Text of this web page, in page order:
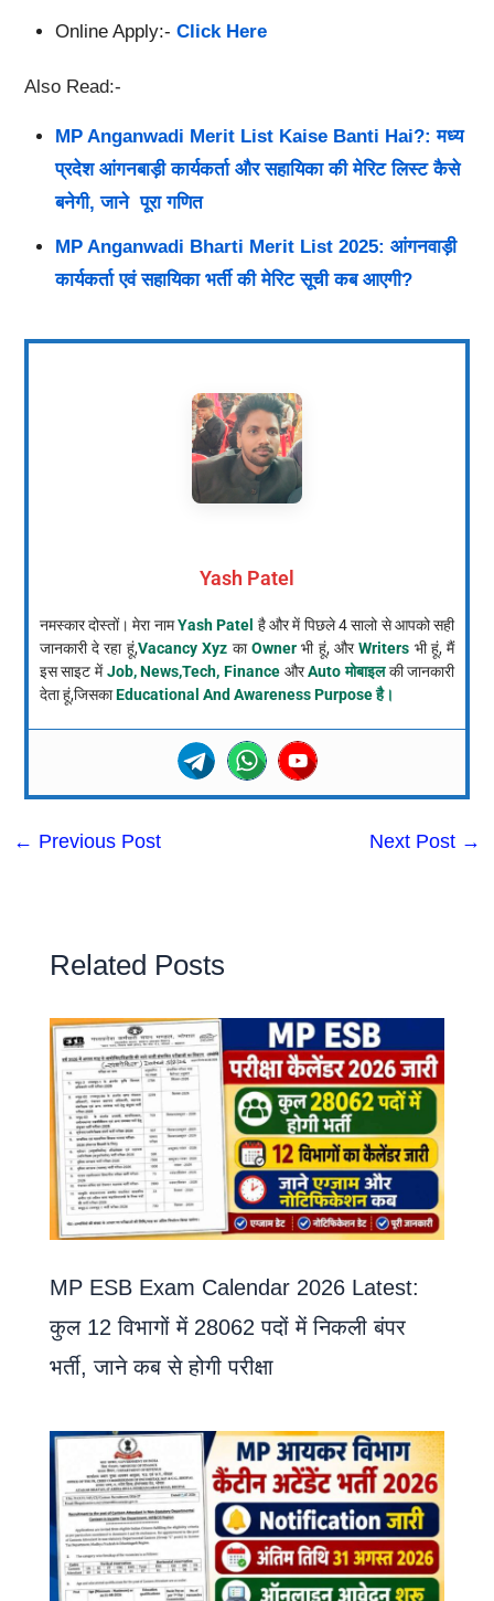
Online Apply:- Click Here
Also Read:-
MP Anganwadi Merit List Kaise Banti Hai?: मध्य
प्रदेश आंगनबाड़ी कार्यकर्ता और सहायिका की मेरिट लिस्ट कैसे
बनेगी, जाने पूरा गणित
MP Anganwadi Bharti Merit List 2025: आंगनवाड़ी
कार्यकर्ता एवं सहायिका भर्ती की मेरिट सूची कब आएगी?
Yash Patel
नमस्कार दोस्तों। मेरा नामYash Patel है और में पिछले 4 सालो से आपको सही
जानकारी दे रहा हूं,Vacancy Xyz काOwnerभी हूं, औरWriters भी हूं, मैं
इस साइट मेंJob, News,Tech, Finance औरAuto मोबाइलकी जानकारी
देता हूं,जिसकाEducational And Awareness Purpose है।
← Previous Post Next Post →
Related Posts
MP ESB Exam Calendar 2026 Latest:
कुल 12 विभागों में 28062 पदों में निकली बंपर
भर्ती, जाने कब से होगी परीक्षा